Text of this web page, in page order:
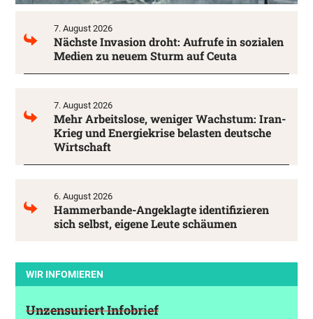
7. August 2026
Nächste Invasion droht: Aufrufe in sozialen
Medien zu neuem Sturm auf Ceuta
7. August 2026
Mehr Arbeitslose, weniger Wachstum: Iran-
Krieg und Energiekrise belasten deutsche
Wirtschaft
6. August 2026
Hammerbande-Angeklagte identifizieren
sich selbst, eigene Leute schäumen
WIR INFOMIEREN
Unzensuriert Infobrief